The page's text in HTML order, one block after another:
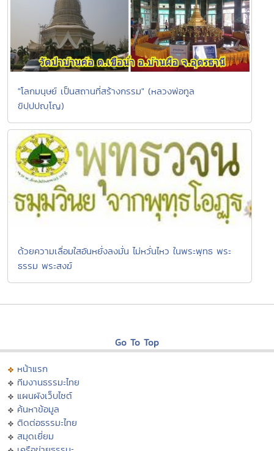
"โลกมนุษย์ เป็นสถานที่สร้างกรรม" (หลวงพ่อทูล
ขิปฺปปญฺโญ)
ด้วยความเลื่อมใสอันหยั่งลงมั่น ไม่หวั่นไหว ในพระพุทธ พระ
ธรรม พระสงฆ์
Go To Top
หน้าแรก
ทีมงานธรรมะไทย
แผนผังเว็บไซต์
ค้นหาข้อมูล
ติดต่อธรรมะไทย
สมุดเยี่ยม